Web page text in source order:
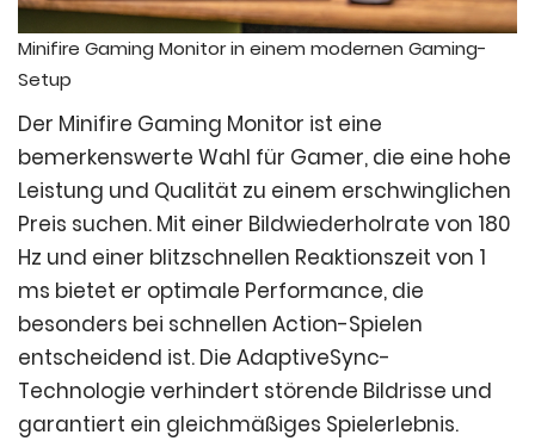
Minifire Gaming Monitor in einem modernen Gaming-
Setup
Der Minifire Gaming Monitor ist eine
bemerkenswerte Wahl für Gamer, die eine hohe
Leistung und Qualität zu einem erschwinglichen
Preis suchen. Mit einer Bildwiederholrate von 180
Hz und einer blitzschnellen Reaktionszeit von 1
ms bietet er optimale Performance, die
besonders bei schnellen Action-Spielen
entscheidend ist. Die AdaptiveSync-
Technologie verhindert störende Bildrisse und
garantiert ein gleichmäßiges Spielerlebnis.